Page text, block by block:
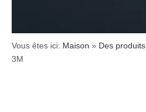
Vous êtes ici: Maison » Des produits
3M